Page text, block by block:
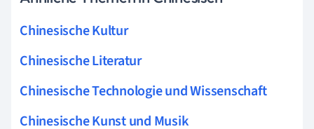
Chinesische Kultur
Chinesische Literatur
Chinesische Technologie und Wissenschaft
Chinesische Kunst und Musik